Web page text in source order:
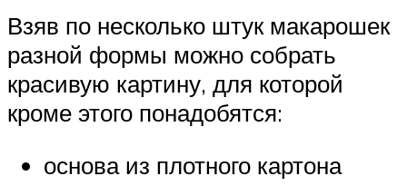
Взяв по несколько штук макарошек
разной формы можно собрать
красивую картину, для которой
кроме этого понадобятся:
основа из плотного картона